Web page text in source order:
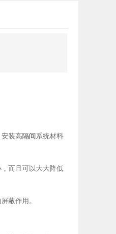
装高隔间 系统材料
而且可以大大降低
蔽作用。